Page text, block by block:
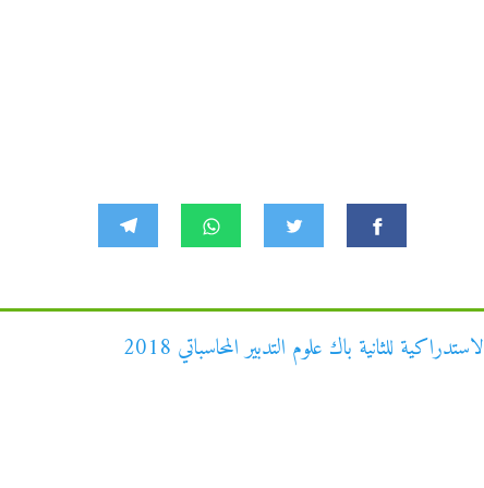
للثانية باك علوم التدبير المحاسباتي 2018